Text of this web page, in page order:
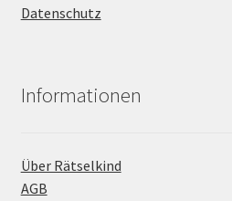
Datenschutz
Informationen
Über Rätselkind
AGB